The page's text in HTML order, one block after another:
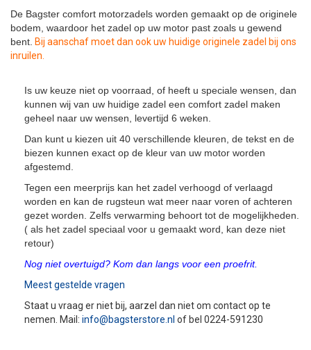
De Bagster comfort motorzadels worden gemaakt op de originele
bodem, waardoor het zadel op uw motor past zoals u gewend
bent. Bij aanschaf moet dan ook uw huidige originele zadel bij ons
inruilen.
Is uw keuze niet op voorraad, of heeft u speciale wensen, dan
kunnen wij van uw huidige zadel een comfort zadel maken
geheel naar uw wensen, levertijd 6 weken.
Dan kunt u kiezen uit 40 verschillende kleuren, de tekst en de
biezen kunnen exact op de kleur van uw motor worden
afgestemd.
Tegen een meerprijs kan het zadel verhoogd of verlaagd
worden en kan de rugsteun wat meer naar voren of achteren
gezet worden. Zelfs verwarming behoort tot de mogelijkheden.
( als het zadel speciaal voor u gemaakt word, kan deze niet
retour)
Nog niet overtuigd? Kom dan langs voor een proefrit.
Meest gestelde vragen
Staat u vraag er niet bij, aarzel dan niet om contact op te
nemen. Mail: info@bagsterstore.nl of bel 0224-591230